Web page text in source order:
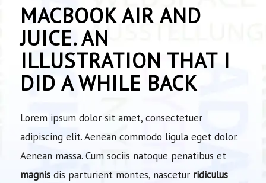
MACBOOK AIR AND
JUICE. AN
ILLUSTRATION THAT I
DID A WHILE BACK
Lorem ipsum dolor sit amet, consectetuer
adipiscing elit. Aenean commodo ligula eget dolor.
Aenean massa. Cum sociis natoque penatibus et
magnisdis parturient montes, nascetur ridiculus